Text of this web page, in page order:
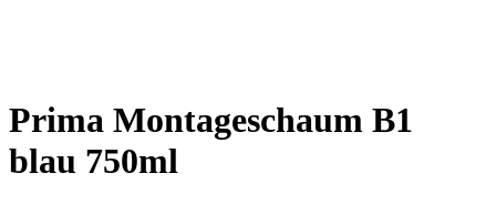
Prima Montageschaum B1
blau 750ml